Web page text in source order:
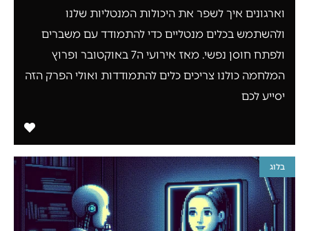
וארגונים איך לשפר את היכולות המנטליות שלנו
ולהשתמש בכלים מנטליים כדי להתמודד עם משברים
ולפתח חוסן נפשי. מאז אירועי ה7 באוקטובר ופרוץ
המלחמה כולנו צריכים כלים להתמודדות ואולי הפרק הזה
יסייע לכם
בלוג